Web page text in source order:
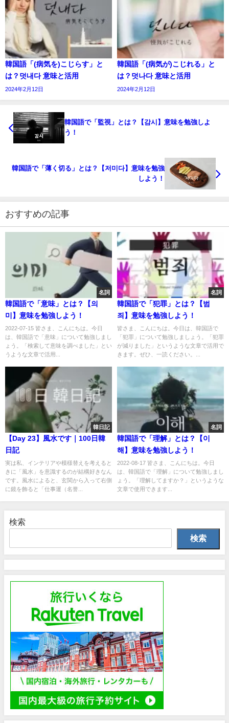
韓国語「(病気を)こじらす」と
は？덧내다 意味と活用
2024年2月12日
韓国語「(病気が)こじれる」と
は？덧나다 意味と活用
2024年2月12日
韓国語で「監視」とは？【감시】意味を勉強しよ
う！
韓国語で「薄く切る」とは？【저미다】意味を勉強
しよう！
おすすめの記事
名詞
韓国語で「意味」とは？【의
미】意味を勉強しよう！
2022-07-15 皆さま、こんにちは。今日
は、韓国語で「意味」について勉強しまし
ょう。「検索して意味を調べました」とい
うような文章で活用...
名詞
韓国語で「犯罪」とは？【범
죄】意味を勉強しよう！
皆さま、こんにちは。今日は、韓国語で
「犯罪」について勉強しましょう。「犯罪
が減りました」というような文章で活用で
きます。ぜひ、一読ください。...
韓日記
【Day 23】風水です｜100日韓
日記
実は私、インテリアや模様替えを考えると
きに「風水」を意識するのが結構好きなん
です。風水によると、玄関から入って右側
に鏡を飾ると「仕事運（名誉...
名詞
韓国語で「理解」とは？【이
해】意味を勉強しよう！
2022-08-17 皆さま、こんにちは。今日
は、韓国語で「理解」について勉強しまし
ょう。「理解してますか？」というような
文章で使用できます...
検索
検索